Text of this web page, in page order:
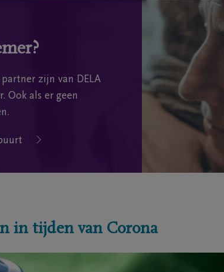
zijn van DELA
Ook als er geen
in tijden van Corona